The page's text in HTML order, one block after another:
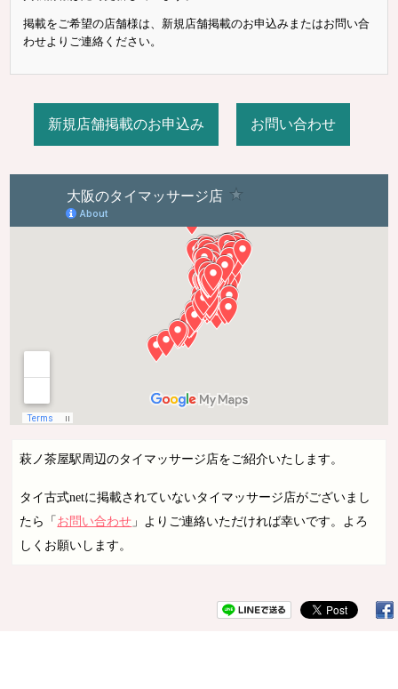
掲載をご希望の店舗様は、新規店舗掲載のお申込みまたはお問い合
わせよりご連絡ください。
新規店舗掲載のお申込み お問い合わせ
萩ノ茶屋駅周辺のタイマッサージ店をご紹介いたします。
タイ古式netに掲載されていないタイマッサージ店がございまし
たら「お問い合わせ 」よりご連絡いただければ幸いです。よろ
しくお願いします。